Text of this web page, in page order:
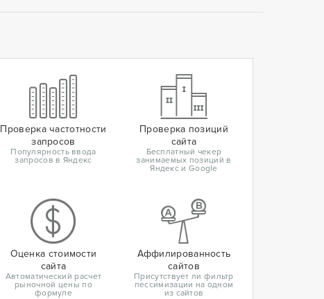
Проверка частотности
запросов
Популярность ввода
запросов в Яндекс
Проверка позиций
сайта
Бесплатный чекер
занимаемых позиций в
Яндекс и Google
Оценка стоимости
сайта
Автоматический расчет
рыночной цены по
формуле
Аффилированность
сайтов
Присутствует ли фильтр
пессимизации на одном
из сайтов